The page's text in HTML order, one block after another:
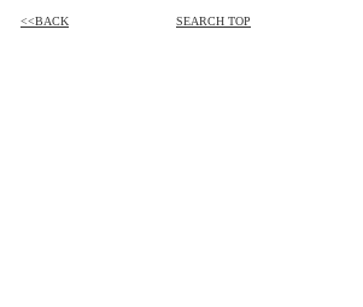
<<BACK SEARCH TOP